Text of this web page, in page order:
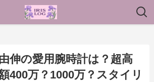
伸の愛用腕時計は？超高
400万？1000万？スタイリ